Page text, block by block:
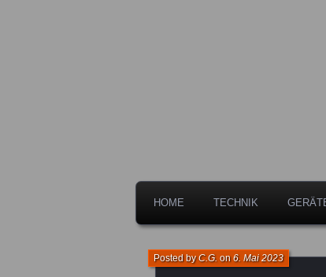
HOME TECHNIK
Posted byC.G. on6. Mai 2023